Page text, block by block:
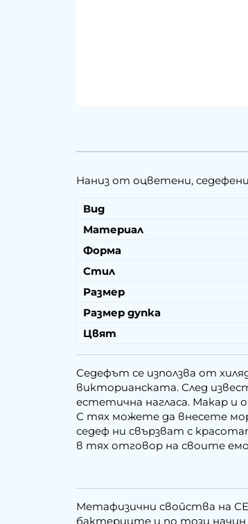
Наниз от оцветени,
Вид
Материал
Форма
Стил
Размер
Размер дупка
Цвят
Седефът се използва от
викторианската. След
естетична нагласа. Макар и
С тях можете да внесете
седеф ни свързват с
в тях отговор на своите
Метафизични свойства на
бактериите и по този начин